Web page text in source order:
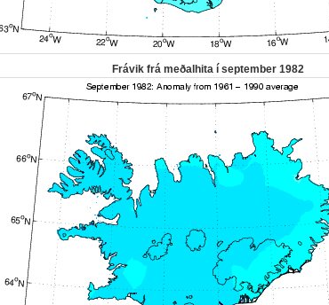
Frávik frá meðalhita í september 1982